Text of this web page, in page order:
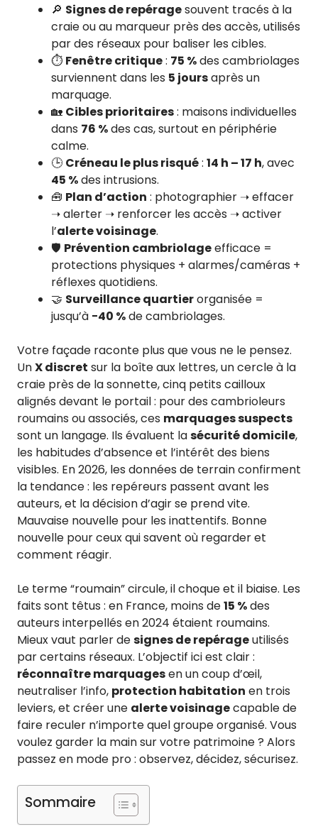
🔎 Signes de repéragesouvent tracés à la
craie ou au marqueur près des accès, utilisés
par des réseaux pour baliser les cibles.
⏱️ Fenêtre critique: 75 %des cambriolages
surviennent dans les 5 joursaprès un
marquage.
🏡 Cibles prioritaires: maisons individuelles
dans 76 %des cas, surtout en périphérie
calme.
🕒 Créneau le plus risqué: 14 h – 17 h, avec
45 %des intrusions.
🧰 Plan d’action : photographier ➝ effacer
➝ alerter ➝ renforcer les accès ➝ activer
l’alerte voisinage.
🛡️ Prévention cambriolageefficace =
protections physiques + alarmes/caméras +
réflexes quotidiens.
🤝 Surveillance quartierorganisée =
jusqu’à −40 %de cambriolages.
Votre façade raconte plus que vous ne le pensez.
UnX discret sur la boîte aux lettres, un cercle à la
craie près de la sonnette, cinq petits cailloux
alignés devant le portail : pour des cambrioleurs
roumains ou associés, ces marquages suspects
sont un langage. Ils évaluent lasécurité domicile,
les habitudes d’absence et l’intérêt des biens
visibles. En 2026, les données de terrain confirment
la tendance : les repéreurs passent avant les
auteurs, et la décision d’agir se prend vite.
Mauvaise nouvelle pour les inattentifs. Bonne
nouvelle pour ceux qui savent où regarder et
comment réagir.
Le terme “roumain” circule, il choque et il biaise. Les
faits sont têtus : en France, moins de15 %des
auteurs interpellés en 2024 étaient roumains.
Mieux vaut parler designes de repérageutilisés
par certains réseaux. L’objectif ici est clair :
réconnaître marquagesen un coup d’œil,
neutraliser l’info, protection habitation en trois
leviers, et créer une alerte voisinagecapable de
faire reculer n’importe quel groupe organisé. Vous
voulez garder la main sur votre patrimoine ? Alors
passez en mode pro : observez, décidez, sécurisez.
Sommaire